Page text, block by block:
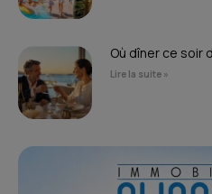
Où dîner ce soir
Lire la suite »